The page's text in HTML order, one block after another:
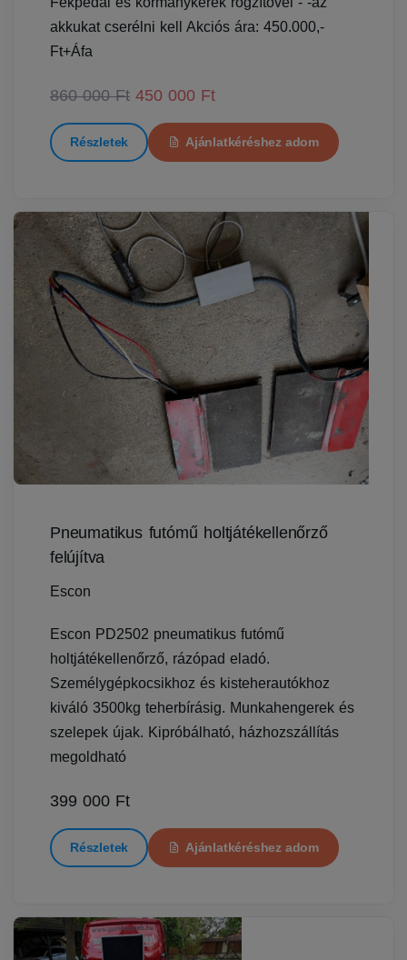
akkukat cserélni kell Akciós ára: 450.000,-
Ft+Áfa
860 000 Ft 450 000 Ft
Részletek Ajánlatkéréshez adom
Pneumatikus futómű holtjátékellenőrző
felújítva
Escon
Escon PD2502 pneumatikus futómű
holtjátékellenőrző, rázópad eladó.
Személygépkocsikhoz és kisteherautókhoz
kiváló 3500kg teherbírásig. Munkahengerek és
szelepek újak. Kipróbálható, házhozszállítás
megoldható
399 000 Ft
Részletek Ajánlatkéréshez adom